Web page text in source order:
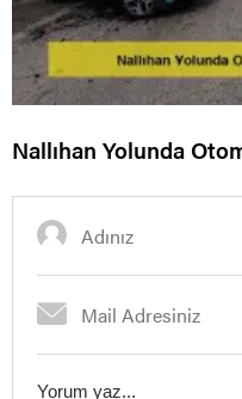
Nallıhan Yolunda